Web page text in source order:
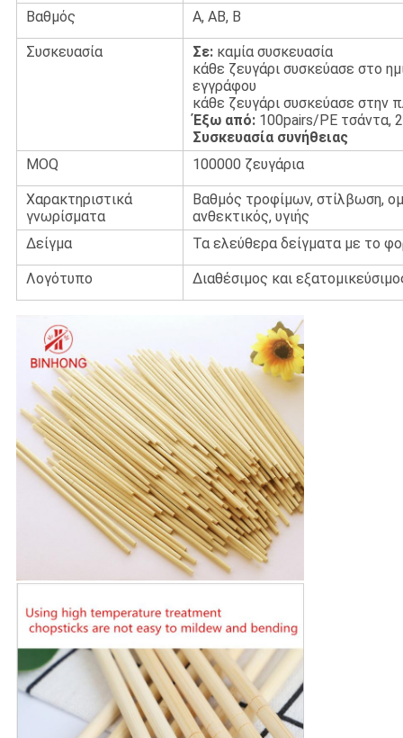
Βαθμός
Α, ΑΒ, Β
Συσκευασία Σε:καμία συσκευασία
κάθε ζευγάρι συσκεύασε στο
εγγράφου
κάθε ζευγάρι συσκεύασε στην
Έξω από:100pairs/PE τσάντα,
Συσκευασία συνήθειας
MOQ
100000 ζευγάρια
Χαρακτηριστικά
γνωρίσματα
Βαθμός τροφίμων, στίλβωση,
ανθεκτικός, υγιής
Δείγμα
Τα ελεύθερα δείγματα με το
Λογότυπο Διαθέσιμος και